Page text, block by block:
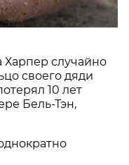
случайно
своего дяди
10 лет
Бель-Тэн,